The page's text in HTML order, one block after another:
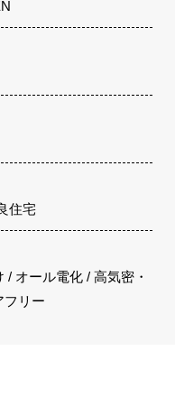
住宅
オール電化 / 高気密・
フリー